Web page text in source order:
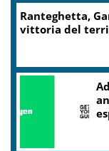
Ranteghetta,
vittoria del